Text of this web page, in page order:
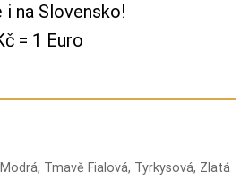
i na Slovensko!
= 1 Euro
Modrá, Tmavě Fialová, Tyrkysová, Zlatá